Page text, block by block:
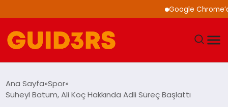
Google Chrome’a
YAŞAM
Ana Sayfa Spor
Süheyl Batum, Ali Koç Hakkında Adli Süreç Başlattı